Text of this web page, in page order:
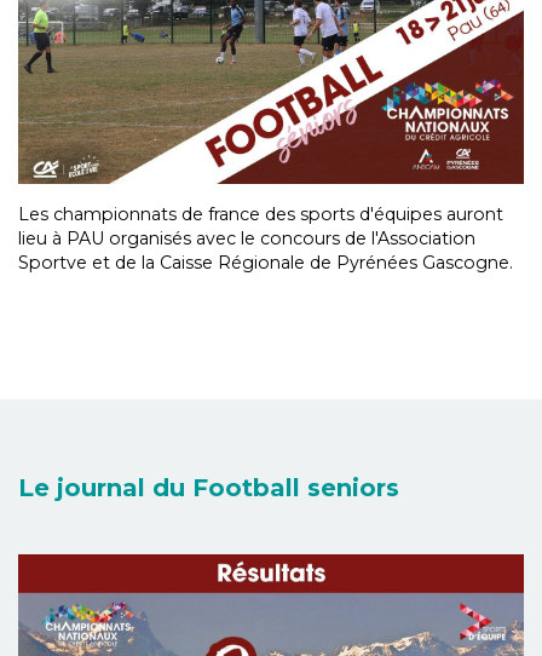
Les championnats de france des sports d'équipes auront
lieu à PAU organisés avec le concours de l'Association
Sportve et de la Caisse Régionale de Pyrénées Gascogne.
Le journal du Football seniors